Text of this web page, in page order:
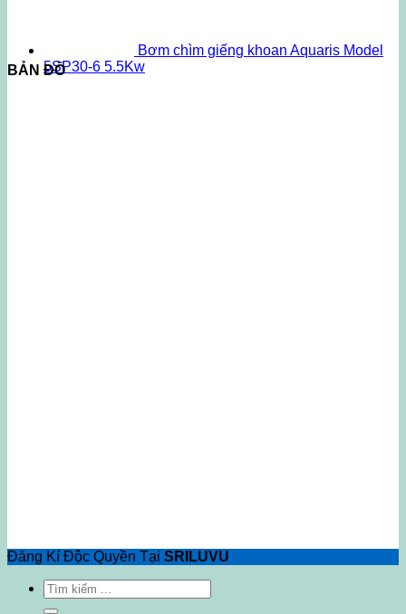
Bơm chìm giếng khoan Aquaris Model
5SP30-6 5.5Kw
BẢN ĐỒ
Đăng Kí Độc Quyền Tại SRILUVU
Tìm
kiếm: